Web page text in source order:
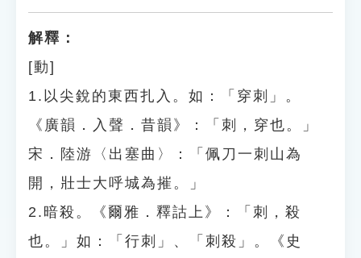
解釋：
[動]
1.以尖銳的東西扎入。如：「穿刺」。
《廣韻．入聲．昔韻》：「刺，穿也。」
宋．陸游〈出塞曲〉：「佩刀一刺山為
開，壯士大呼城為摧。」
2.暗殺。《爾雅．釋詁上》：「刺，殺
也。」如：「行刺」、「刺殺」。《史